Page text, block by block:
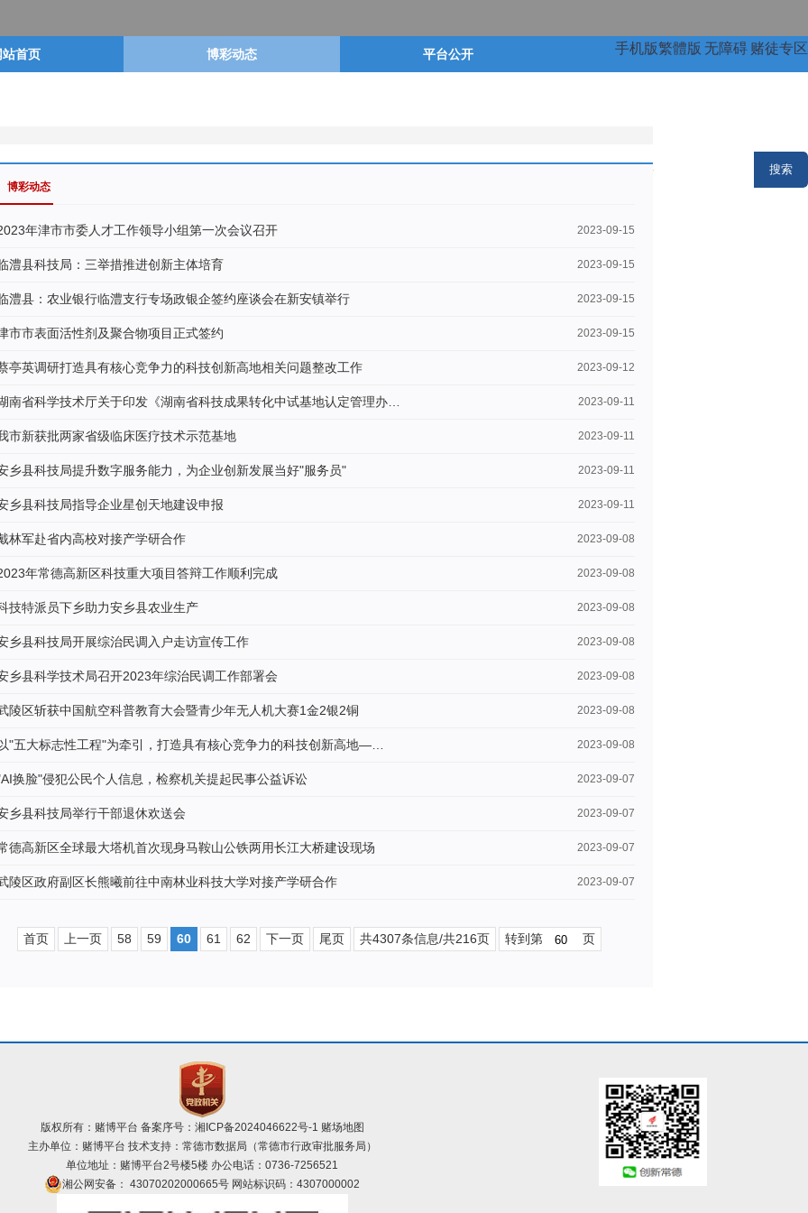
手机版繁體版 无障碍 赌徒专区
站首页 博彩动态 平台公开
博彩动态
2023-09-15
年津市市委人才工作领导小组第一次会议召开
2023-09-15
澧县科技局：三举措推进创新主体培育
2023-09-15
澧县：农业银行临澧支行专场政银企签约座谈会在新安镇举行
2023-09-15
市市表面活性剂及聚合物项目正式签约
2023-09-12
亭英调研打造具有核心竞争力的科技创新高地相关问题整改工作
2023-09-11
南省科学技术厅关于印发《湖南省科技成果转化中试基地认定管理办…
2023-09-11
市新获批两家省级临床医疗技术示范基地
2023-09-11
乡县科技局提升数字服务能力，为企业创新发展当好"服务员"
2023-09-11
乡县科技局指导企业星创天地建设申报
2023-09-08
林军赴省内高校对接产学研合作
2023-09-08
年常德高新区科技重大项目答辩工作顺利完成
2023-09-08
技特派员下乡助力安乡县农业生产
2023-09-08
乡县科技局开展综治民调入户走访宣传工作
2023-09-08
乡县科学技术局召开2023年综治民调工作部署会
2023-09-08
陵区斩获中国航空科普教育大会暨青少年无人机大赛1金2银2铜
2023-09-08
"五大标志性工程"为牵引，打造具有核心竞争力的科技创新高地—…
2023-09-07
换脸"侵犯公民个人信息，检察机关提起民事公益诉讼
2023-09-07
乡县科技局举行干部退休欢送会
2023-09-07
德高新区全球最大塔机首次现身马鞍山公铁两用长江大桥建设现场
2023-09-07
陵区政府副区长熊曦前往中南林业科技大学对接产学研合作
首页 上一页 58 59 60 61 62 下一页 尾页 共4307条信息/共216页 转到第 页
版权所有：赌博平台 备案序号： 湘ICP备2024046622号-1 赌场地图
主办单位：赌博平台 技术支持：常德市数据局（常德市行政审批服务局）
单位地址：赌博平台2号楼5楼 办公电话：0736-7256521
湘公网安备： 43070202000665号 网站标识码：4307000002